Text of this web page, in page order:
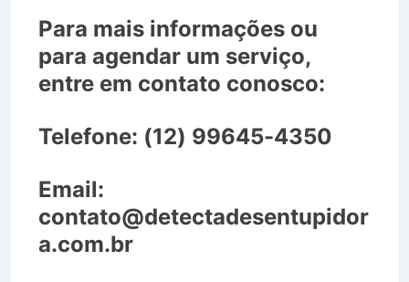
Para mais informações ou
para agendar um serviço,
entre em contato conosco:
Telefone: (12) 99645-4350
Email:
contato@detectadesentupidor
a.com.br